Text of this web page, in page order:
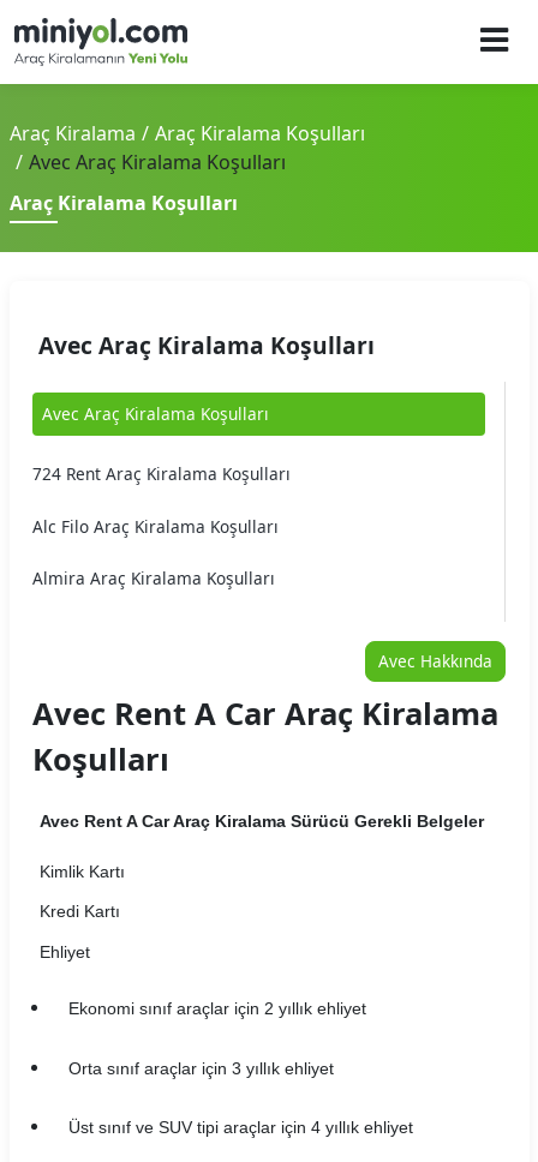
Araç Kiralama
Araç Kiralama Koşulları
Avec Araç Kiralama Koşulları
Araç Kiralama Koşulları
Avec Araç Kiralama Koşulları
Avec Araç Kiralama Koşulları
724 Rent Araç Kiralama Koşulları
Alc Filo Araç Kiralama Koşulları
Almira Araç Kiralama Koşulları
Autojet Araç Kiralama Koşulları
Autoland Araç Kiralama Koşulları
B2Carlease Araç Kiralama Koşulları
Avec Hakkında
Avec Rent A Car Araç Kiralama
Koşulları
Avec Rent A Car Araç Kiralama Sürücü Gerekli Belgeler
Kimlik Kartı
Kredi Kartı
Ehliyet
Ekonomi sınıf araçlar için 2 yıllık ehliyet
Orta sınıf araçlar için 3 yıllık ehliyet
Üst sınıf ve SUV tipi araçlar için 4 yıllık ehliyet